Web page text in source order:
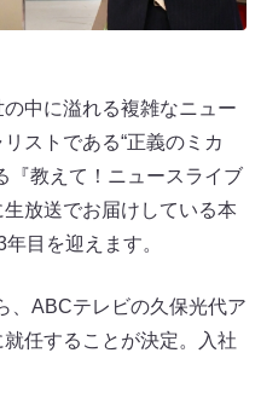
中に溢れる複雑なニュー
ストである“正義のミカ
『教えて！ニュースライブ
放送でお届けしている本
目を迎えます。
、ABCテレビの久保光代ア
任することが決定。入社